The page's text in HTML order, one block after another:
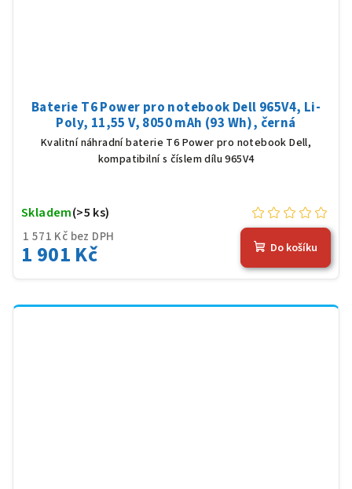
Baterie T6 Power pro notebook Dell 965V4, Li-
Poly, 11,55 V, 8050 mAh (93 Wh), černá
Kvalitní náhradní baterie T6 Power pro notebook Dell,
kompatibilní s číslem dílu 965V4
1 571 Kč bez DPH
1 901 Kč
Skladem(>5 ks)
Do košíku